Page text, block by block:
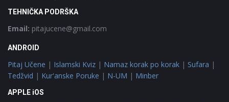
TEHNIČKA PODRŠKA
Email: pitajucene@gmail.com
ANDROID
Pitaj Učene | Islamski Kviz | Namaz korak po korak | Sufara |
Tedžvid | Kur'anske Poruke | N-UM | Minber
APPLE iOS